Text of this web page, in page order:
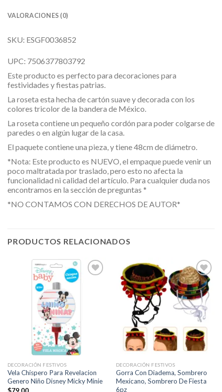
VALORACIONES (0)
SKU: ESGF0036852
UPC: 7506377803792
Este producto es perfecto para decoraciones para
festividades y fiestas patrias.
La roseta esta hecha de cartón suave y decorada con los
colores tricolor de la bandera de México.
La roseta contiene un pequeño cordón para poder colgarse de
paredes o en algún lugar de la casa.
El paquete contiene una pieza, y tiene 48cm de diámetro.
*Nota: Este producto es NUEVO, el empaque puede venir un
poco maltratada por traslado, pero esto no afecta la
funcionalidad ni calidad del artículo. Para cualquier duda nos
encontramos en la sección de preguntas *
*NO CONTAMOS CON DERECHOS DE AUTOR*
PRODUCTOS RELACIONADOS
DECORACIÓN FESTIVOS
Vela Chispero Para Revelacion
Genero Niño Disney Micky Minie
$79.00
Añadir
a la
lista de
deseos
DECORACIÓN FESTIVOS
Gorra Con Diadema, Sombrero
Mexicano, Sombrero De Fiesta
6pz